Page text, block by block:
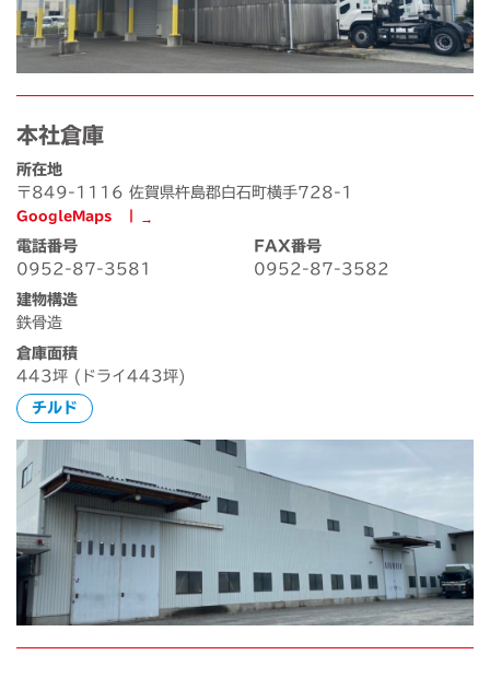
本社倉庫
所在地
〒849-1116 佐賀県杵島郡白石町横手728-1
GoogleMaps ┃
電話番号
0952-87-3581
FAX番号
0952-87-3582
建物構造
鉄骨造
倉庫面積
443坪 (ドライ443坪)
チルド